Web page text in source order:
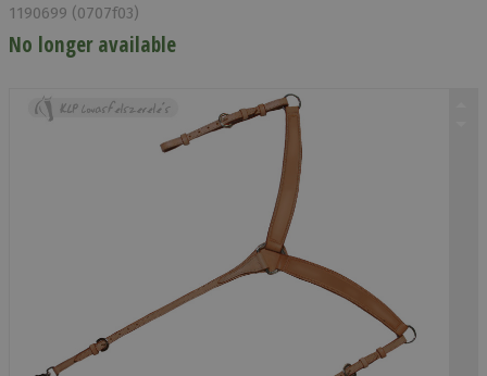
1190699 (0707f03)
No longer available